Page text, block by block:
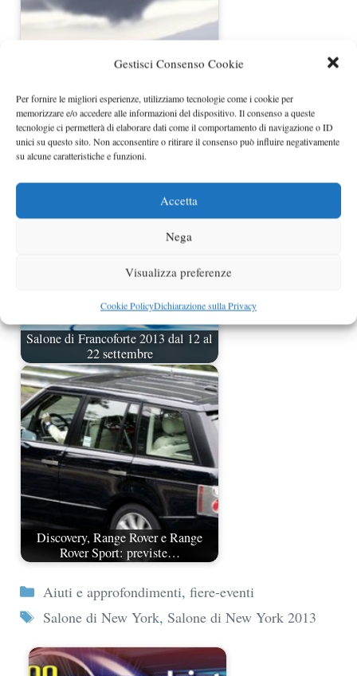
Gestisci Consenso Cookie
Per fornire le migliori esperienze, utilizziamo tecnologie come i cookie per
memorizzare e/o accedere alle informazioni del dispositivo. Il consenso a queste
tecnologie ci permetterà di elaborare dati come il comportamento di navigazione o ID
unici su questo sito. Non acconsentire o ritirare il consenso può influire negativamente
su alcune caratteristiche e funzioni.
Accetta
Nega
Visualizza preferenze
Cookie PolicyDichiarazione sulla Privacy
SRT Viper Time Attack al Salone di
New York 2013
Salone di Francoforte 2013 dal 12 al
22 settembre
Discovery, Range Rover e Range
Rover Sport: previste…
Categorie
Aiuti e approfondimenti, fiere-eventi
Tag
Salone di New York, Salone di New York 2013